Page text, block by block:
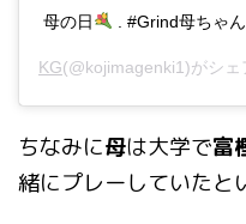
母の日 . #Grind母ちゃん
KG(@kojimagenki1)がシェ
ちなみに母は大学で富
緒にプレーしていたと